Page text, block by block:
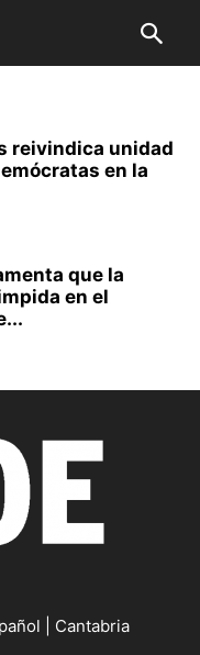
reivindica unidad
en la
que la
en el
| Cantabria